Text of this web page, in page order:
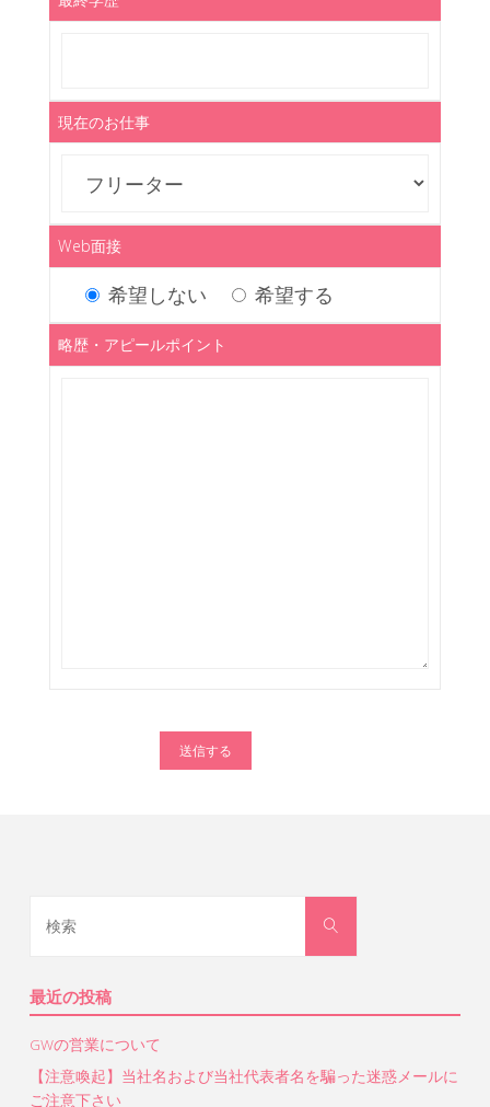
現在のお仕事
Web面接
希望しない 希望する
略歴・アピールポイント
対
検
最近の投稿
GWの営業について
【注意喚起】当社名および当社代表者名を騙った迷惑メールに
ご注意下さい